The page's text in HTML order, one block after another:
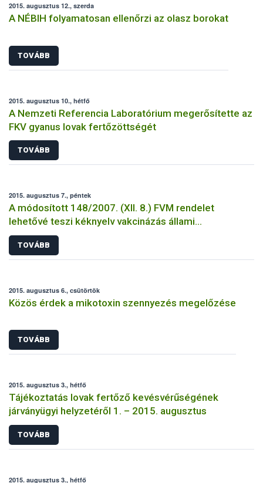
2015. augusztus 12., szerda
A NÉBIH folyamatosan ellenőrzi az olasz borokat
TOVÁBB
2015. augusztus 10., hétfő
A Nemzeti Referencia Laboratórium megerősítette az
FKV gyanus lovak fertőzöttségét
TOVÁBB
2015. augusztus 7., péntek
A módosított 148/2007. (XII. 8.) FVM rendelet
lehetővé teszi kéknyelv vakcinázás állami
támogatását
TOVÁBB
2015. augusztus 6., csütörtök
Közös érdek a mikotoxin szennyezés megelőzése
TOVÁBB
2015. augusztus 3., hétfő
Tájékoztatás lovak fertőző kevésvérűségének
járványügyi helyzetéről 1. – 2015. augusztus
TOVÁBB
2015. augusztus 3., hétfő